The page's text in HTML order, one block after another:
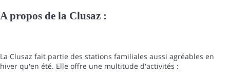
A propos de la Clusaz :
La Clusaz fait partie des stations familiales aussi agréables en
hiver qu'en été. Elle offre une multitude d'activités :